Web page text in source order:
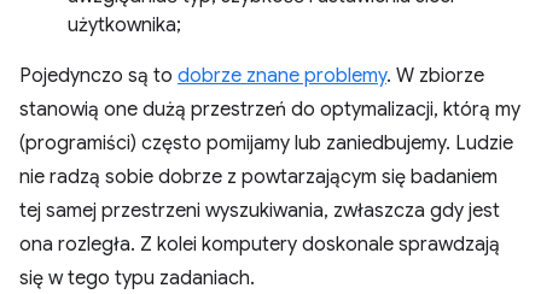
użytkownika;
Pojedynczo są to dobrze znane problemy. W zbiorze
stanowią one dużą przestrzeń do optymalizacji, którą my
(programiści) często pomijamy lub zaniedbujemy. Ludzie
nie radzą sobie dobrze z powtarzającym się badaniem
tej samej przestrzeni wyszukiwania, zwłaszcza gdy jest
ona rozległa. Z kolei komputery doskonale sprawdzają
się w tego typu zadaniach.